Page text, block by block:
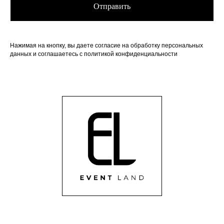
Отправить
Нажимая на кнопку, вы даете согласие на обработку персональных
данных и соглашаетесь c политикой конфиденциальности